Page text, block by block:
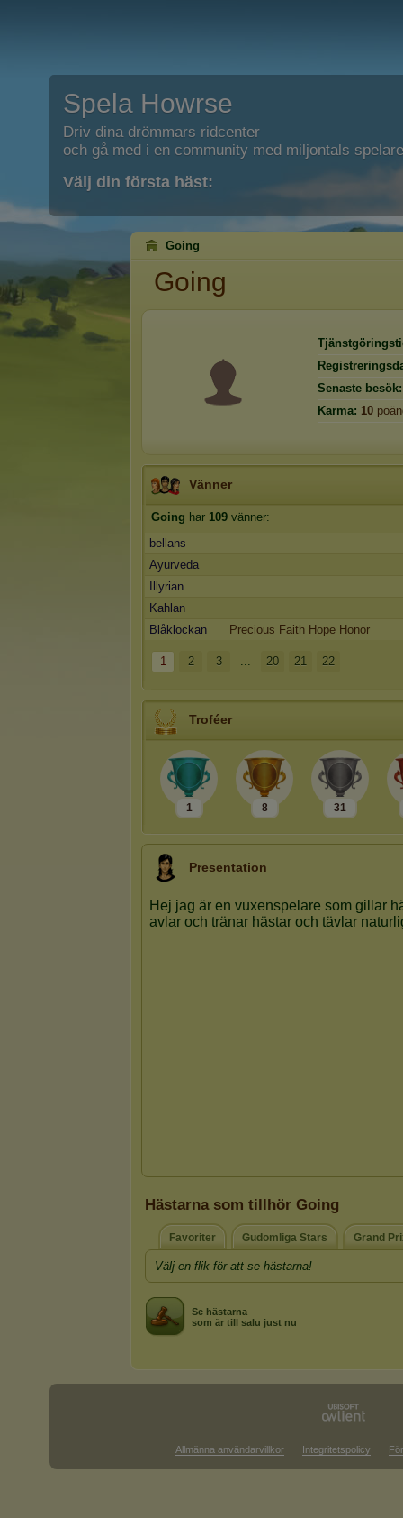
Spela Howrse
Driv dina drömmars ridcenter
och gå med i en community med miljontals
Välj din första häst:
Going
Going
Senaste besök:
Karma: 10
Vänner
Going har 109 vänner:
bellans
Ayurveda
Illyrian
Kahlan
Blåklockan
Precious Faith Hope Honor
1 2 3 ... 20 21 22
Troféer
1 8 31
Presentation
Hästarna som tillhör Going
Favoriter Gudomliga Stars Grand
Välj en flik för att se hästarna!
Se hästarna
som är till salu just nu
Allmänna användarvillkor Integritetspolicy